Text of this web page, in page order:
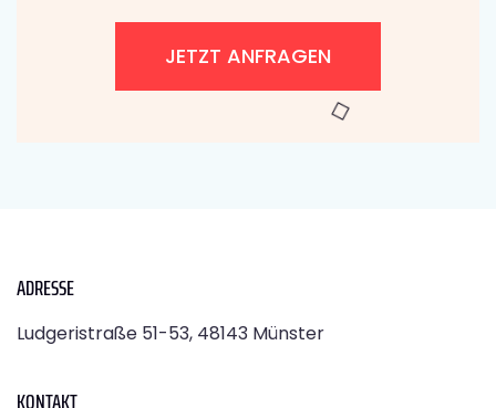
JETZT ANFRAGEN
ADRESSE
Ludgeristraße 51-53, 48143 Münster